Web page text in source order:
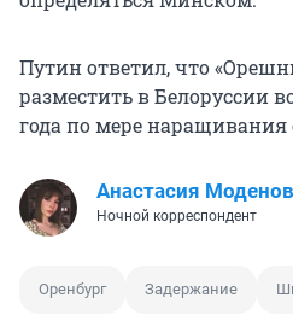
Путин ответил, что
разместить в Белоруссии
года по мере наращивания
Анастасия
Ночной корреспондент
Оренбург Задержание